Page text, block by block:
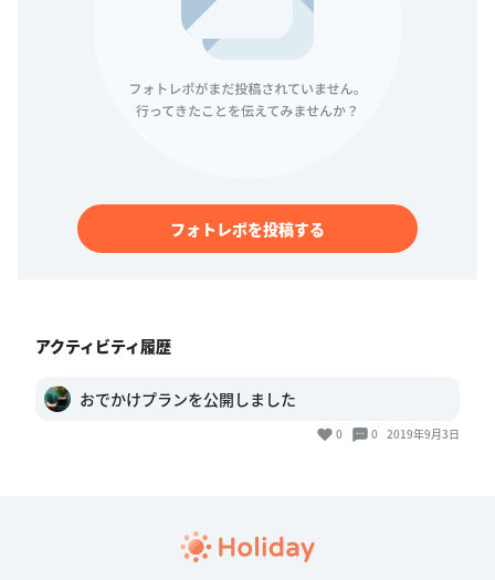
フォトレポを投稿する
アクティビティ履歴
おでかけプランを公開しました
0 0 2019年9月3日